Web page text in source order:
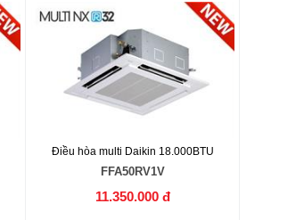
Điều hòa multi Daikin 18.000BTU
FFA50RV1V
11.350.000 đ